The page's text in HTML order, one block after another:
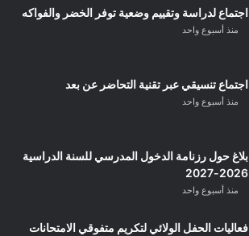
اجتماع لدراسة وتقييم وضعية توفر الخضر والفواكه
منذ أسبوع واحد
اجتماع تنسيقي عبر تقنية التحاضر عن بعد
منذ أسبوع واحد
بلاغ حول رزنامة الدخول المدرسي للسنة الدراسية
2026-2027
منذ أسبوع واحد
فعاليات الحفل الولائي لتكريم متفوقي الامتحانات